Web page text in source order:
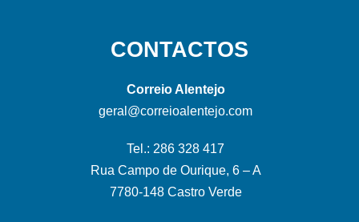
CONTACTOS
Correio Alentejo
geral@correioalentejo.com
Tel.: 286 328 417
Rua Campo de Ourique, 6 – A
7780-148 Castro Verde